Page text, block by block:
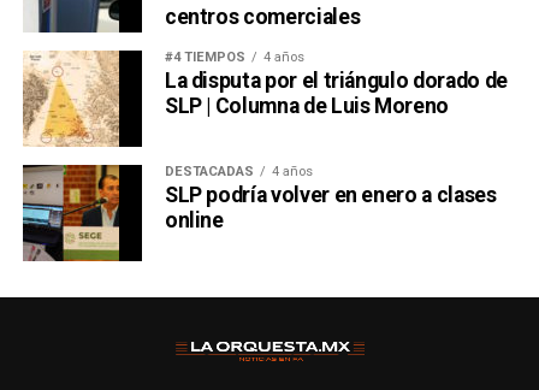
centros comerciales
#4 TIEMPOS 4 años
La disputa por el triángulo dorado de
SLP | Columna de Luis Moreno
DESTACADAS 4 años
SLP podría volver en enero a clases
online